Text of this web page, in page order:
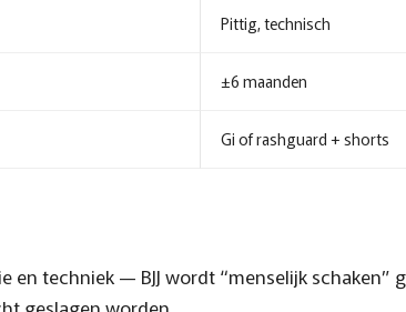
Pittig, technisch
±6 maanden
Gi of rashguard + shorts
en techniek — BJJ wordt “menselijk schaken”